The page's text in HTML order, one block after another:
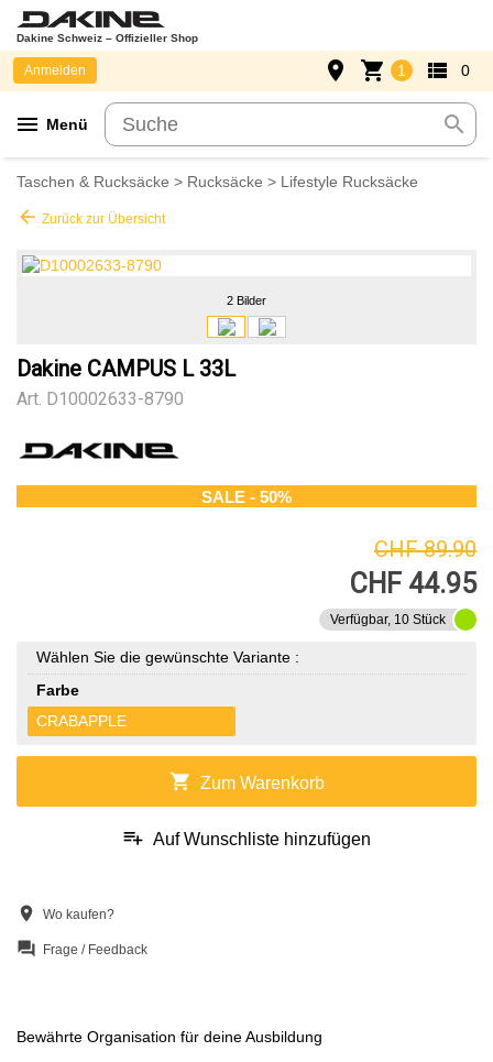
Dakine Schweiz – Offizieller Shop
menu Menü search
Anmelden place shopping_cart 1 view_list 0
Taschen & Rucksäcke > Rucksäcke > Lifestyle Rucksäcke
arrow_back Zurück zur Übersicht
2 Bilder
Dakine CAMPUS L 33L
Art. D10002633-8790
SALE - 50%
CHF 89.90
CHF 44.95
Verfügbar, 10 Stück
Wählen Sie die gewünschte Variante :
Farbe
CRABAPPLE
shopping_cart Zum Warenkorb
playlist_add Auf Wunschliste hinzufügen
location_on Wo kaufen?
question_answer Frage / Feedback
Bewährte Organisation für deine Ausbildung